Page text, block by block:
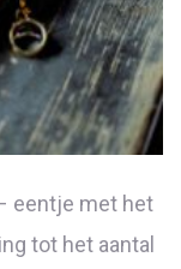
eentje met het
tot het aantal